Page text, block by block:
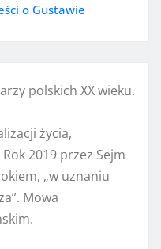
o Gustawie
polskich XX wieku.
życia,
2019 przez Sejm
„w uznaniu
Mowa